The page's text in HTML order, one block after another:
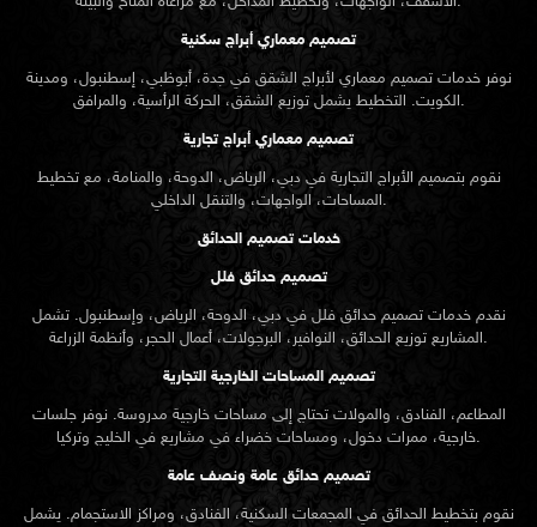
تصميم معماري أبراج سكنية
نوفر خدمات تصميم معماري لأبراج الشقق في جدة، أبوظبي، إسطنبول، ومدينة
الكويت. التخطيط يشمل توزيع الشقق، الحركة الرأسية، والمرافق.
تصميم معماري أبراج تجارية
نقوم بتصميم الأبراج التجارية في دبي، الرياض، الدوحة، والمنامة، مع تخطيط
المساحات، الواجهات، والتنقل الداخلي.
خدمات تصميم الحدائق
تصميم حدائق فلل
نقدم خدماتتصميم حدائق فلل في دبي، الدوحة، الرياض، وإسطنبول. تشمل
المشاريع توزيع الحدائق، النوافير، البرجولات، أعمال الحجر، وأنظمة الزراعة.
تصميم المساحات الخارجية التجارية
المطاعم، الفنادق، والمولات تحتاج إلى مساحات خارجية مدروسة. نوفر جلسات
خارجية، ممرات دخول، ومساحات خضراء في مشاريع في الخليج وتركيا.
تصميم حدائق عامة ونصف عامة
نقوم بتخطيط الحدائق في المجمعات السكنية، الفنادق، ومراكز الاستجمام. يشمل